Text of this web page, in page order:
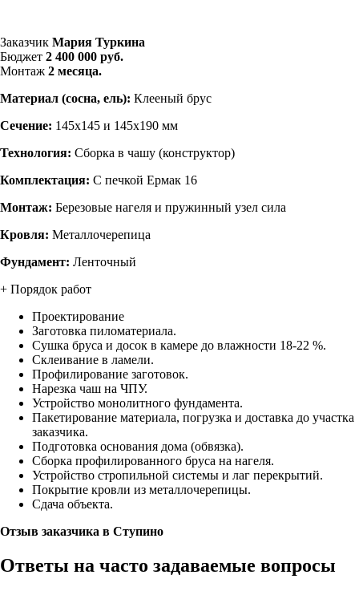
Заказчик Мария Туркина
Бюджет 2 400 000 руб.
Монтаж 2 месяца.
Материал (сосна, ель): Клееный брус
Сечение: 145х145 и 145х190 мм
Технология: Сборка в чашу (конструктор)
Комплектация: С печкой Ермак 16
Монтаж: Березовые нагеля и пружинный узел сила
Кровля: Металлочерепица
Фундамент: Ленточный
+ Порядок работ
Проектирование
Заготовка пиломатериала.
Сушка бруса и досок в камере до влажности 18-22 %.
Склеивание в ламели.
Профилирование заготовок.
Нарезка чаш на ЧПУ.
Устройство монолитного фундамента.
Пакетирование материала, погрузка и доставка до участка
заказчика.
Подготовка основания дома (обвязка).
Сборка профилированного бруса на нагеля.
Устройство стропильной системы и лаг перекрытий.
Покрытие кровли из металлочерепицы.
Сдача объекта.
Отзыв заказчика в Ступино
Ответы на часто задаваемые вопросы